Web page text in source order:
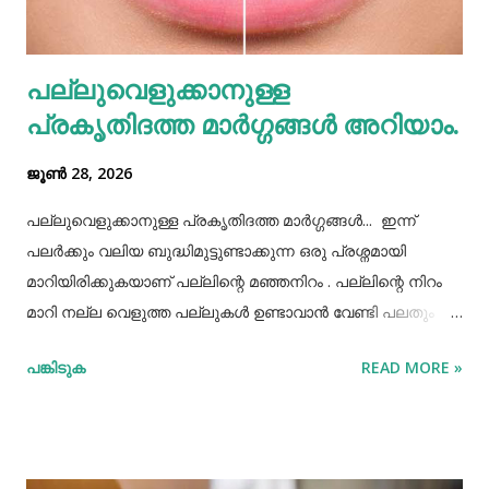
തെറ്റിദ്ധാരണ ഉണ്ടാക്കാൻ കാരണമായിത്തീരും. അതുപോലെ
വെള്ളം പോലെയുള്ള സാധനങ്ങൾ ഒരു പാത്രത്തിൽ
കൊണ്ടുവച്ചാൽ അത് അപ്പാടെ കുടിക്കാതെ മറ്റുള്ളവർക്ക്
കൂട...
പല്ലുവെളുക്കാനുള്ള
പ്രകൃതിദത്ത മാര്‍ഗ്ഗങ്ങള്‍ അറിയാം.
ജൂൺ 28, 2026
പല്ലുവെളുക്കാനുള്ള പ്രകൃതിദത്ത മാര്‍ഗ്ഗങ്ങള്‍... ഇന്ന്
പലർക്കും വലിയ ബുദ്ധിമുട്ടുണ്ടാക്കുന്ന ഒരു പ്രശ്നമായി
മാറിയിരിക്കുകയാണ് പല്ലിന്റെ മഞ്ഞനിറം . പല്ലിന്റെ നിറം
മാറി നല്ല വെളുത്ത പല്ലുകൾ ഉണ്ടാവാൻ വേണ്ടി പലതും
പല്ലിന്‍റെ മഞ്ഞനിറം മാറ്റാന്‍ പല മാര്‍ഗ്ഗങ്ങളും
പങ്കിടുക READ MORE »